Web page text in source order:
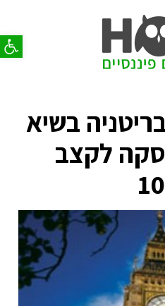
פתח
בשיא
נסקה לקצב